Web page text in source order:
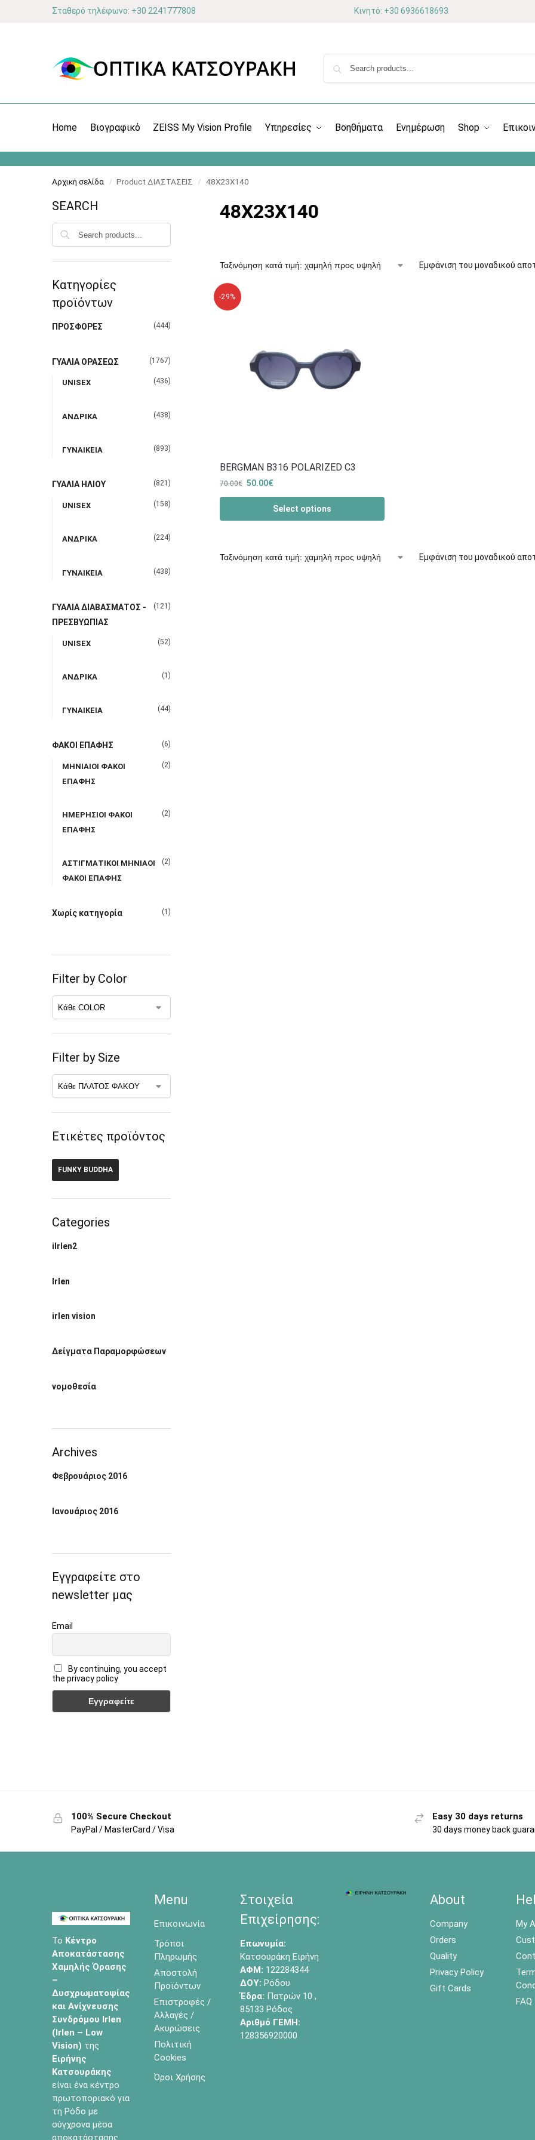
Σταθερό τηλέφωνο: +30 2241777808 Κινητό: +30 6936618693
Home Βιογραφικό ZEISS My Vision Profile Υπηρεσίες Βοηθήματα Ενημέρωση Shop
Αρχική σελίδα / Product ΔΙΑΣΤΑΣΕΙΣ / 48X23X140
48X23X140
Εμφάνιση του μοναδικού
-29%
BERGMAN B316 POLARIZED C3
70.00€ 50.00€
Select options
Εμφάνιση του μοναδικού
SEARCH
Κατηγορίες
προϊόντων
ΠΡΟΣΦΟΡΕΣ (444)
ΓΥΑΛΙΑ ΟΡΑΣΕΩΣ (1767)
UNISEX (436)
ΑΝΔΡΙΚΑ (438)
ΓΥΝΑΙΚΕΙΑ (893)
ΓΥΑΛΙΑ ΗΛΙΟΥ (821)
UNISEX (158)
ΑΝΔΡΙΚΑ (224)
ΓΥΝΑΙΚΕΙΑ (438)
ΓΥΑΛΙΑ ΔΙΑΒΑΣΜΑΤΟΣ -
ΠΡΕΣΒΥΩΠΙΑΣ
(121)
UNISEX (52)
ΑΝΔΡΙΚΑ (1)
ΓΥΝΑΙΚΕΙΑ (44)
ΦΑΚΟΙ ΕΠΑΦΗΣ (6)
ΜΗΝΙΑΙΟΙ ΦΑΚΟΙ
ΕΠΑΦΗΣ
(2)
ΗΜΕΡΗΣΙΟΙ ΦΑΚΟΙ
ΕΠΑΦΗΣ
(2)
ΑΣΤΙΓΜΑΤΙΚΟΙ ΜΗΝΙΑΟΙ
ΦΑΚΟΙ ΕΠΑΦΗΣ
(2)
Χωρίς κατηγορία (1)
Filter by Color
Filter by Size
Ετικέτες προϊόντος
FUNKY BUDDHA
Categories
ilrlen2
Irlen
irlen vision
Δείγματα Παραμορφώσεων
νομοθεσία
Archives
Φεβρουάριος 2016
Ιανουάριος 2016
Εγγραφείτε στο
newsletter μας
Email
By continuing, you accept
the privacy policy
100% Secure Checkout
PayPal / MasterCard / Visa
Easy 30 days returns
30 days money back
Το Κέντρο
Αποκατάστασης
Χαμηλής Όρασης
–
Δυσχρωματοψίας
και Ανίχνευσης
Συνδρόμου Irlen
(Irlen – Low
Vision) της
Ειρήνης
Κατσουράκης
είναι ένα κέντρο
πρωτοποριακό για
τη Ρόδο με
σύγχρονα μέσα
αποκατάστασης.
Menu
Επικοινωνία
Τρόποι
Πληρωμής
Αποστολή
Προϊόντων
Επιστροφές /
Αλλαγές /
Ακυρώσεις
Πολιτική
Cookies
Όροι Χρήσης
Στοιχεία
Επιχείρησης:
Επωνυμία:
Κατσουράκη Ειρήνη
ΑΦΜ: 122284344
ΔΟΥ: Ρόδου
Έδρα: Πατρών 10 ,
85133 Ρόδος
Αριθμό ΓΕΜΗ:
128356920000
About
Company
Orders
Quality
Privacy Policy
Gift Cards
My
FAQ